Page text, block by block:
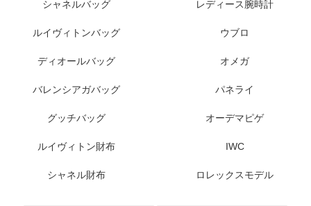
シャネルバッグ
ルイヴィトンバッグ
ディオールバッグ
バレンシアガバッグ
グッチバッグ
ルイヴィトン財布
シャネル財布
レディース腕時計
ウブロ
オメガ
パネライ
オーデマピゲ
IWC
ロレックスモデル